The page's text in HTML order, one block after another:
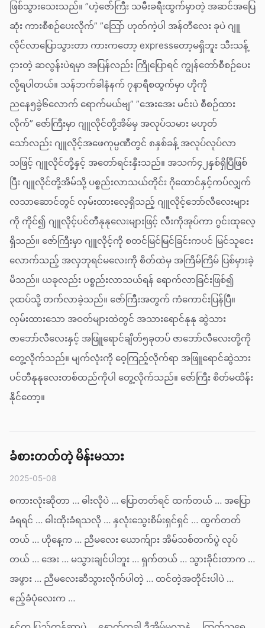
ဖြစ်သွားသေးသည်။ ”ဟဲ့ဇော်ကြီး သမီးခရီးထွက်မှာတဲ့ အဆင်အပြေ
ဆုံး ကားစီစဉ်ပေးလိုက်” ”သြော် ဟုတ်ကဲ့ပါ အန်တီလေး ခုပဲ ဂျူ
လိုင်လာပြောသွားတာ ကားကတော့ expressတော့မရှိဘူး သီးသန့်
ငှားတဲ့ ဆလွန်းပဲရမှာ အပြန်လည်း ကြိုပြောရင် ကျွန်တော်စီစဉ်ပေး
လို့ရပါတယ်။ သန်ဘက်ခါနံနက် ၇နာရီစထွက်မှာ ဟိုကို
ညနေ၅ခွဲ၆လောက် ရောက်မယ်ဗျ” ”အေးအေး မင်းပဲ စီစဉ်ထား
လိုက်” ဇော်ကြီးမှာ ဂျူလိုင်တို့အိမ်မှ အလုပ်သမား မဟုတ်
သော်လည်း ဂျူလိုင့်အဖေကုမ္ပဏီတွင် ၈နှစ်ခန့် အလုပ်လုပ်လာ
သဖြင့် ဂျူလိုင်တို့နှင့် အတော်ရင်းနှီးသည်။ အသက်၄၂နှစ်ရှိပြီဖြစ်
ပြီး ဂျူလိုင်တို့အိမ်သို့ ပစ္စည်းလာသယ်တိုင်း ဂိုထောင်နှင့်ကပ်လျှက်
လသာဆောင်တွင် လှမ်းထားလေ့ရှိသည့် ဂျူလိုင့်ဘော်လီလေးများ
ကို ကိုင်၍ ဂျူလိုင့်ပင်တီနုနုလေးများဖြင့် လီးကိုအုပ်ကာ ဂွင်းထုလေ့
ရှိသည်။ ဇော်ကြီးမှာ ဂျူလိုင့်ကို စတင်မြင်မြင်ခြင်းကပင် မြင်သူငေး
လောက်သည့် အလှဘုရင်မလေးကို စိတ်ထဲမှ အကြိမ်ကြိမ် ပြစ်မှားခဲ့
မိသည်။ ယခုလည်း ပစ္စည်းလာသယ်ရန် ရောက်လာခြင်းဖြစ်၍
၃ထပ်သို့ တက်လာခဲ့သည်။ ဇော်ကြီးအတွက် ကံကောင်းပြန်ပြီ။
လှမ်းထားသော အဝတ်များထဲတွင် အသားရောင်နုနု ဆွဲသား
ဇာဘော်လီလေးနှင့် အဖြူရောင်ချိတ်၅ခုတပ် ဇာဘော်လီလေးတို့ကို
တွေ့လိုက်သည်။ မျက်လုံးကို ဝေ့ကြည့်လိုက်ရာ အဖြူရောင်ဆွဲသား
ပင်တီနုနုလေးတစ်ထည်ကိုပါ တွေ့လိုက်သည်။ ဇော်ကြီး စိတ်မထိန်း
နိုင်တော့။
ခံစားတတ်တဲ့ မိန်းမသား
2025-05-08
စကားလုံးဆိုတာ … ဓါးလိုပဲ … ပြောတတ်ရင် ထက်တယ် … အပြော
ခံရရင် … ဓါးထိုးခံရသလို … နှလုံးသွေးစိမ်းရှင်ရှင် … ထွက်တတ်
တယ် … ဟိုနေ့က … ညီမလေး ယောက်ျား အိမ်သစ်တက်ပွဲ လုပ်
တယ် … အေး … မသွားချင်ပါဘူး … ရှက်တယ် … သွားခိုင်းတာက …
အဖွား … ညီမလေးဆီသွားလိုက်ပါတဲ့ … ထင်တဲ့အတိုင်းပါပဲ …
ဧည့်ခံပုံလေးက …